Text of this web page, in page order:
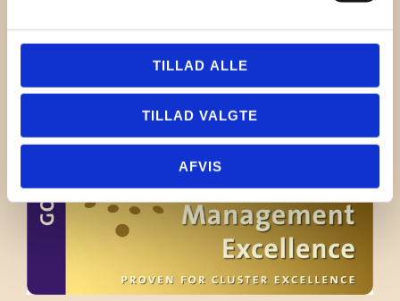
TILLAD ALLE
TILLAD VALGTE
AFVIS
.com